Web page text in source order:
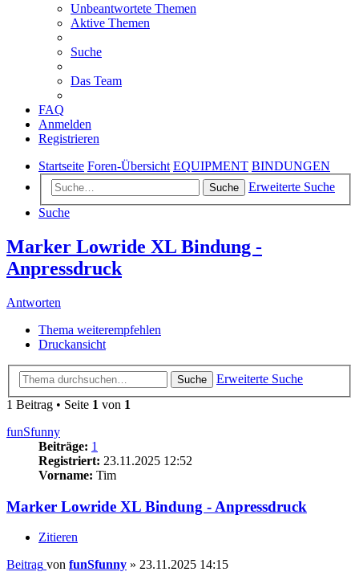
Unbeantwortete Themen
Aktive Themen
Suche
Das Team
FAQ
Anmelden
Registrieren
Startseite Foren-Übersicht EQUIPMENT BINDUNGEN
Suche
Erweiterte Suche
Suche
Marker Lowride XL Bindung -
Anpressdruck
Antworten
Thema weiterempfehlen
Druckansicht
Suche
Erweiterte Suche
1 Beitrag • Seite 1 von 1
funSfunny
Beiträge: 1
Registriert: 23.11.2025 12:52
Vorname: Tim
Marker Lowride XL Bindung - Anpressdruck
Zitieren
Beitrag von funSfunny » 23.11.2025 14:15